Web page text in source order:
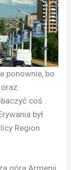
ponownie, bo
coś
był
Region